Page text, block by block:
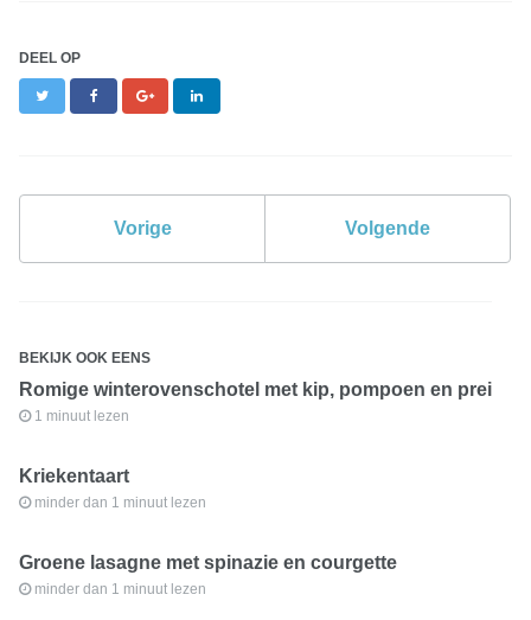
DEEL OP
Twitter FacebookGoogle+
Vorige Volgende
BEKIJK OOK EENS
Romige winterovenschotel met kip, pompoen en prei
1 minuut lezen
Kriekentaart
minder dan 1 minuut lezen
Groene lasagne met spinazie en courgette
minder dan 1 minuut lezen